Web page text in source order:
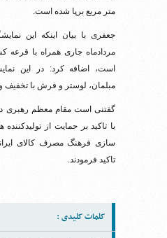
متر مربع برپا شده است.
مردادماه جاری همراه با قرعه
است، اضافه کرد: در این
مبلمان، لوستر و فرش با
گفتنی است مقام معظم رهبری
با تاکید بر حمایت از تولیدکننده
سازی فرهنگ مصرف کالای
تاکید فرمودند.
کلمات کلیدی :